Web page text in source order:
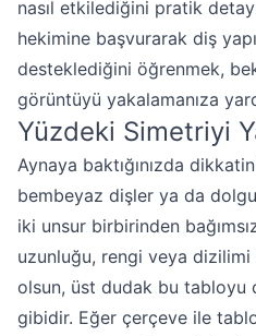
nasıl etkilediğini pratik
hekimine başvurarak diş
desteklediğini öğrenmek,
görüntüyü yakalamanıza
Yüzdeki Simetriyi
Aynaya baktığınızda
bembeyaz dişler ya da
iki unsur birbirinden
uzunluğu, rengi veya
olsun, üst dudak bu tabloyu
gibidir. Eğer çerçeve ile